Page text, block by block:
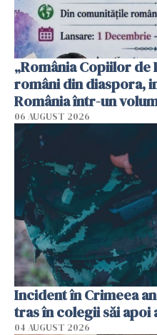
„România Copiilor
români din diaspora,
România într-un
06 AUGUST 2026
Incident în Crimeea
tras în colegii săi apoi
04 AUGUST 2026